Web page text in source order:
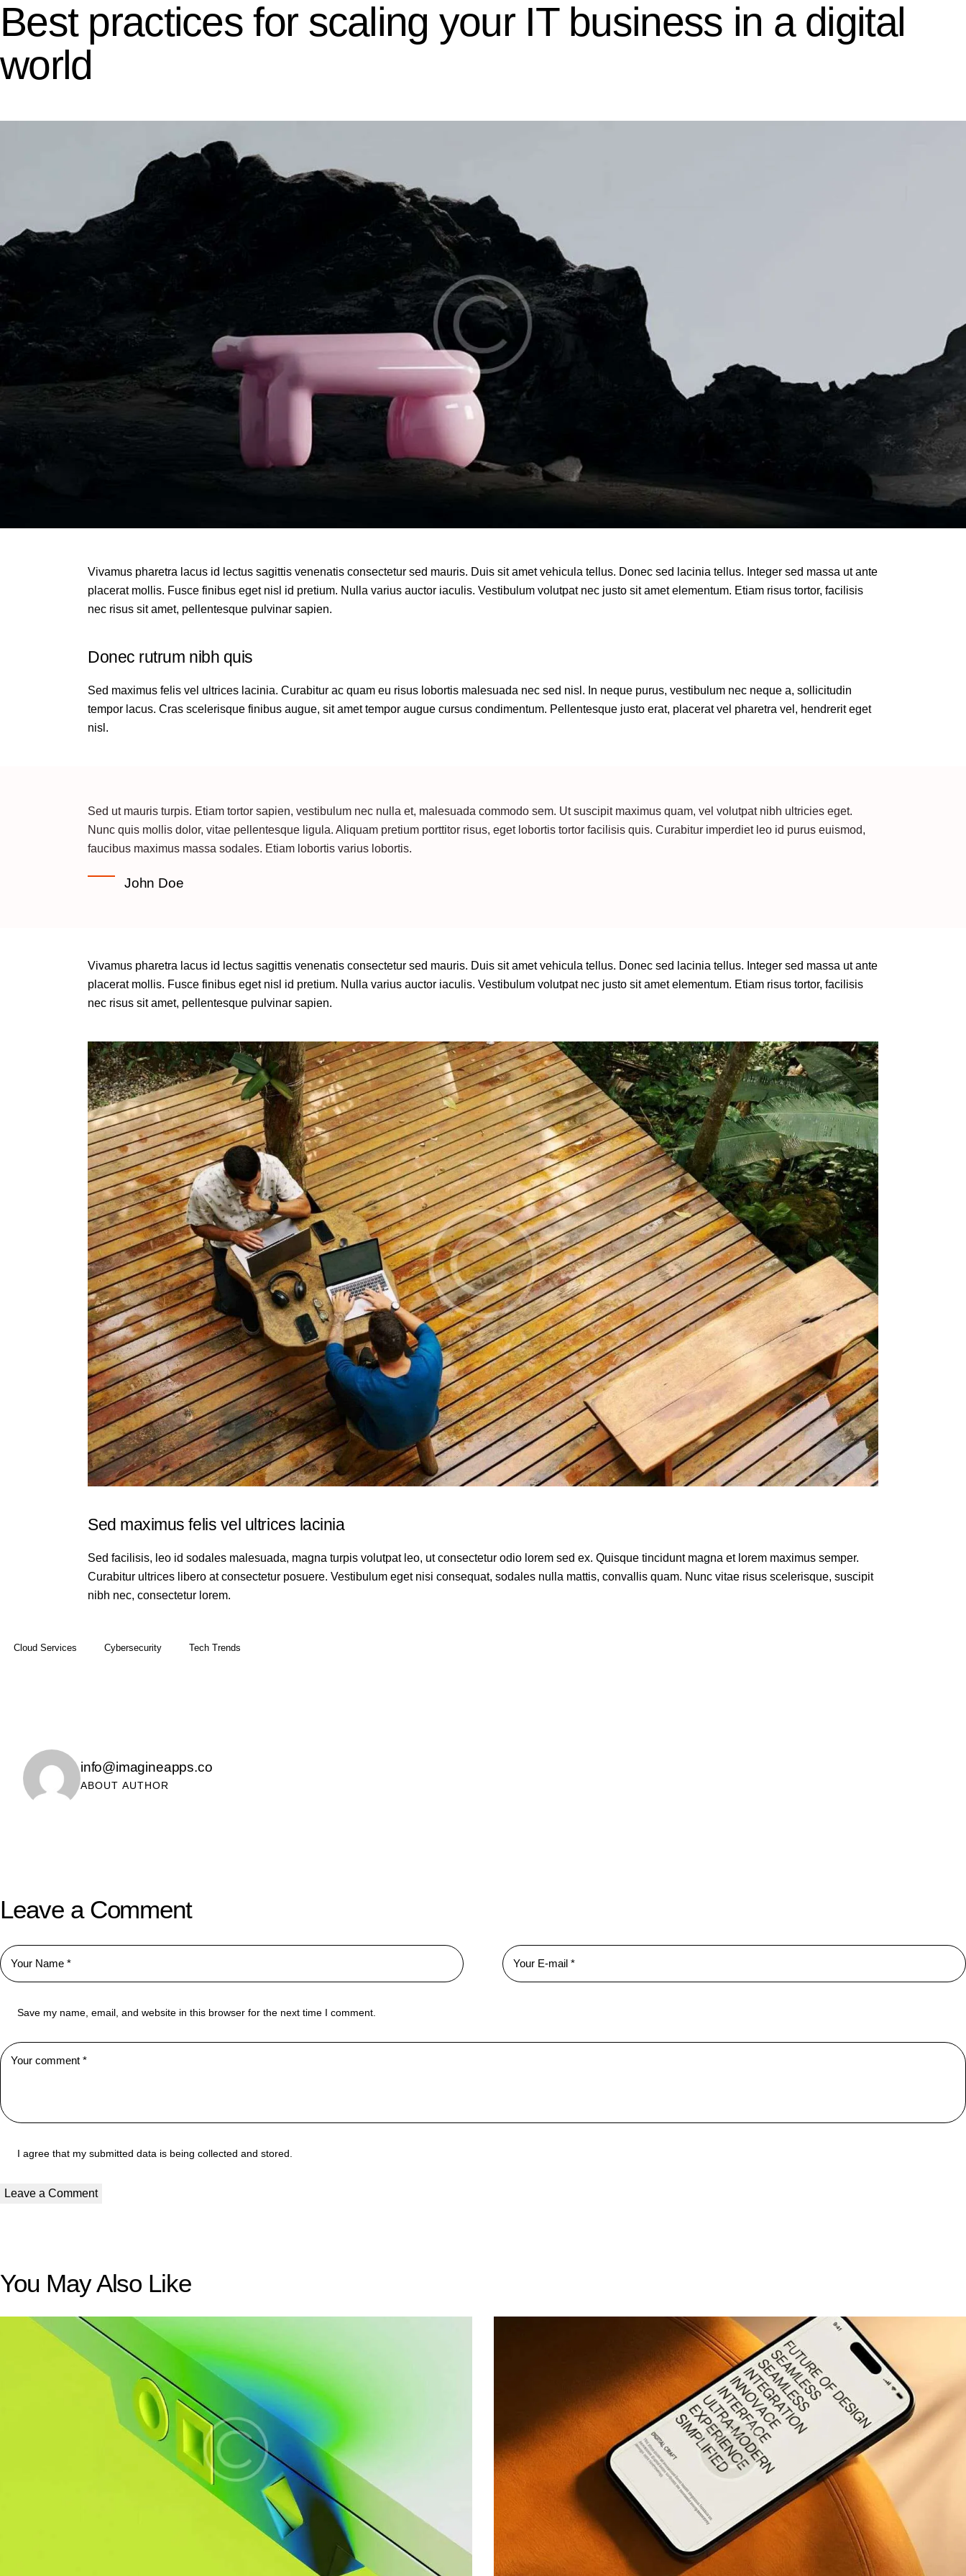
Best practices for scaling your IT business in a digital
world
Vivamus pharetra lacus id lectus sagittis venenatis consectetur sed mauris. Duis sit amet vehicula tellus. Donec sed lacinia tellus. Integer sed massa ut ante
placerat mollis. Fusce finibus eget nisl id pretium. Nulla varius auctor iaculis. Vestibulum volutpat nec justo sit amet elementum. Etiam risus tortor, facilisis
nec risus sit amet, pellentesque pulvinar sapien.
Donec rutrum nibh quis
Sed maximus felis vel ultrices lacinia. Curabitur ac quam eu risus lobortis malesuada nec sed nisl. In neque purus, vestibulum nec neque a, sollicitudin
tempor lacus. Cras scelerisque finibus augue, sit amet tempor augue cursus condimentum. Pellentesque justo erat, placerat vel pharetra vel, hendrerit eget
nisl.
Sed ut mauris turpis. Etiam tortor sapien, vestibulum nec nulla et, malesuada commodo sem. Ut suscipit maximus quam, vel volutpat nibh ultricies eget.
Nunc quis mollis dolor, vitae pellentesque ligula. Aliquam pretium porttitor risus, eget lobortis tortor facilisis quis. Curabitur imperdiet leo id purus euismod,
faucibus maximus massa sodales. Etiam lobortis varius lobortis.
John Doe
Vivamus pharetra lacus id lectus sagittis venenatis consectetur sed mauris. Duis sit amet vehicula tellus. Donec sed lacinia tellus. Integer sed massa ut ante
placerat mollis. Fusce finibus eget nisl id pretium. Nulla varius auctor iaculis. Vestibulum volutpat nec justo sit amet elementum. Etiam risus tortor, facilisis
nec risus sit amet, pellentesque pulvinar sapien.
Sed maximus felis vel ultrices lacinia
Sed facilisis, leo id sodales malesuada, magna turpis volutpat leo, ut consectetur odio lorem sed ex. Quisque tincidunt magna et lorem maximus semper.
Curabitur ultrices libero at consectetur posuere. Vestibulum eget nisi consequat, sodales nulla mattis, convallis quam. Nunc vitae risus scelerisque, suscipit
nibh nec, consectetur lorem.
Cloud Services Cybersecurity Tech Trends
info@imagineapps.co
ABOUT AUTHOR
Leave a Comment
Save my name, email, and website in this browser for the next time I comment.
I agree that my submitted data is being collected and stored.
You May Also Like